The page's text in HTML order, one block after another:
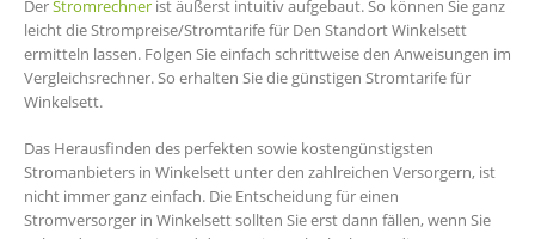
DerStromrechner ist äußerst intuitiv aufgebaut. So können Sie ganz
leicht die Strompreise/Stromtarife für Den Standort Winkelsett
ermitteln lassen. Folgen Sie einfach schrittweise den Anweisungen im
Vergleichsrechner. So erhalten Sie die günstigen Stromtarife für
Winkelsett.
Das Herausfinden des perfekten sowie kostengünstigsten
Stromanbieters in Winkelsett unter den zahlreichen Versorgern, ist
nicht immer ganz einfach. Die Entscheidung für einen
Stromversorger in Winkelsett sollten Sie erst dann fällen, wenn Sie